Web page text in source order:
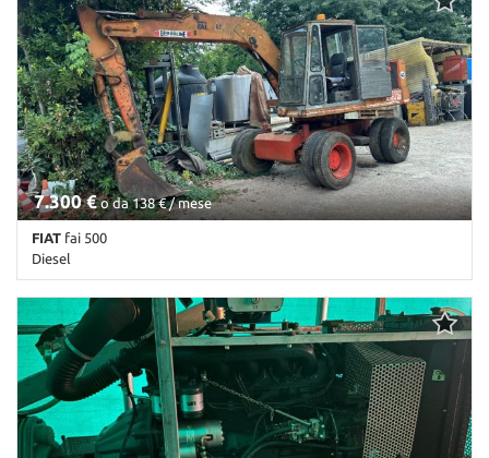
7.300 €o da 138 € / mese
FIAT fai 500
Diesel
Km non disponibile • Cambio Altro • Antracite pastello